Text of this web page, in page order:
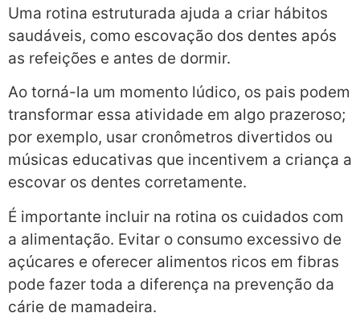
Uma rotina estruturada ajuda a criar hábitos
saudáveis, como escovação dos dentes após
as refeições e antes de dormir.
Ao torná-la um momento lúdico, os pais podem
transformar essa atividade em algo prazeroso;
por exemplo, usar cronômetros divertidos ou
músicas educativas que incentivem a criança a
escovar os dentes corretamente.
É importante incluir na rotina os cuidados com
a alimentação. Evitar o consumo excessivo de
açúcares e oferecer alimentos ricos em fibras
pode fazer toda a diferença na prevenção da
cárie de mamadeira.